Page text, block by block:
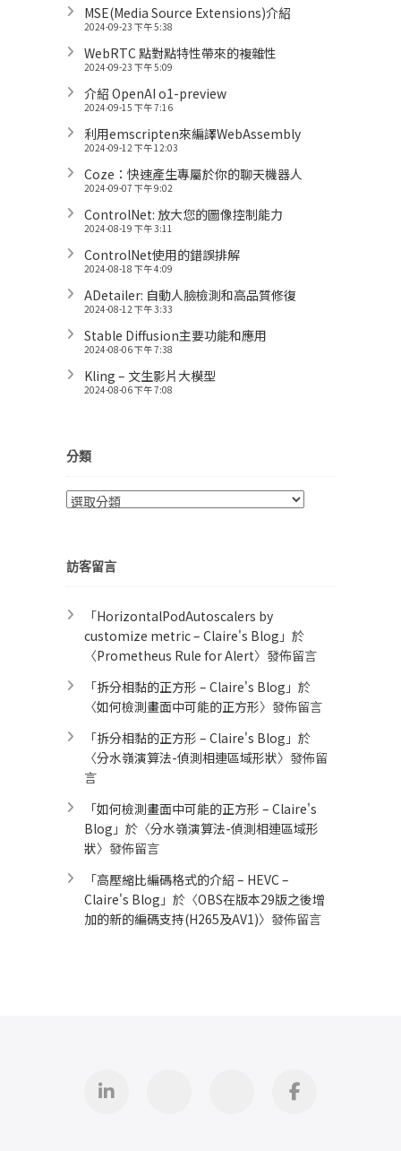
MSE(Media Source Extensions)介紹
2024-09-23 下午 5:38
WebRTC 點對點特性帶來的複雜性
2024-09-23 下午 5:09
介紹 OpenAI o1-preview
2024-09-15 下午 7:16
利用emscripten來編譯WebAssembly
2024-09-12 下午 12:03
Coze：快速產生專屬於你的聊天機器人
2024-09-07 下午 9:02
ControlNet: 放大您的圖像控制能力
2024-08-19 下午 3:11
ControlNet使用的錯誤排解
2024-08-18 下午 4:09
ADetailer: 自動人臉檢測和高品質修復
2024-08-12 下午 3:33
Stable Diffusion主要功能和應用
2024-08-06 下午 7:38
Kling – 文生影片大模型
2024-08-06 下午 7:08
分類
分
訪客留言
「HorizontalPodAutoscalers by
customize metric – Claire's Blog 」於
〈Prometheus Rule for Alert​〉發佈留言
「拆分相黏的正方形 – Claire's Blog 」於
〈如何檢測畫面中可能的正方形〉發佈留言
「拆分相黏的正方形 – Claire's Blog 」於
〈分水嶺演算法-偵測相連區域形狀〉發佈留
言
「如何檢測畫面中可能的正方形 – Claire's
Blog 」於〈分水嶺演算法-偵測相連區域形
狀〉發佈留言
「高壓縮比編碼格式的介紹 – HEVC –
Claire's Blog 」於〈OBS在版本29版之後增
加的新的編碼支持(H265及AV1)〉發佈留言
Linkedin iThomeFacebook